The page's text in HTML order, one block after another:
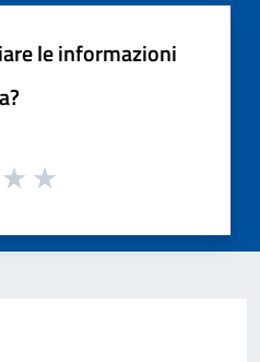
le informazioni